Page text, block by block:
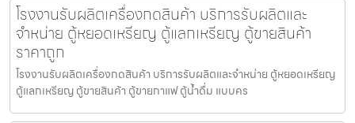
โรงงานรับผลิตเครื่องกดสินค้า บริการรับผลิตและ
จำหน่าย ตู้หยอดเหรียญ ตู้แลกเหรียญ ตู้ขายสินค้า
ราคาถูก
โรงงานรับผลิตเครื่องกดสินค้า บริการรับผลิตและจำหน่าย ตู้หยอดเหรียญ
ตู้แลกเหรียญ ตู้ขายสินค้า ตู้ขายกาแฟ ตู้น้ำดื่ม แบบคร